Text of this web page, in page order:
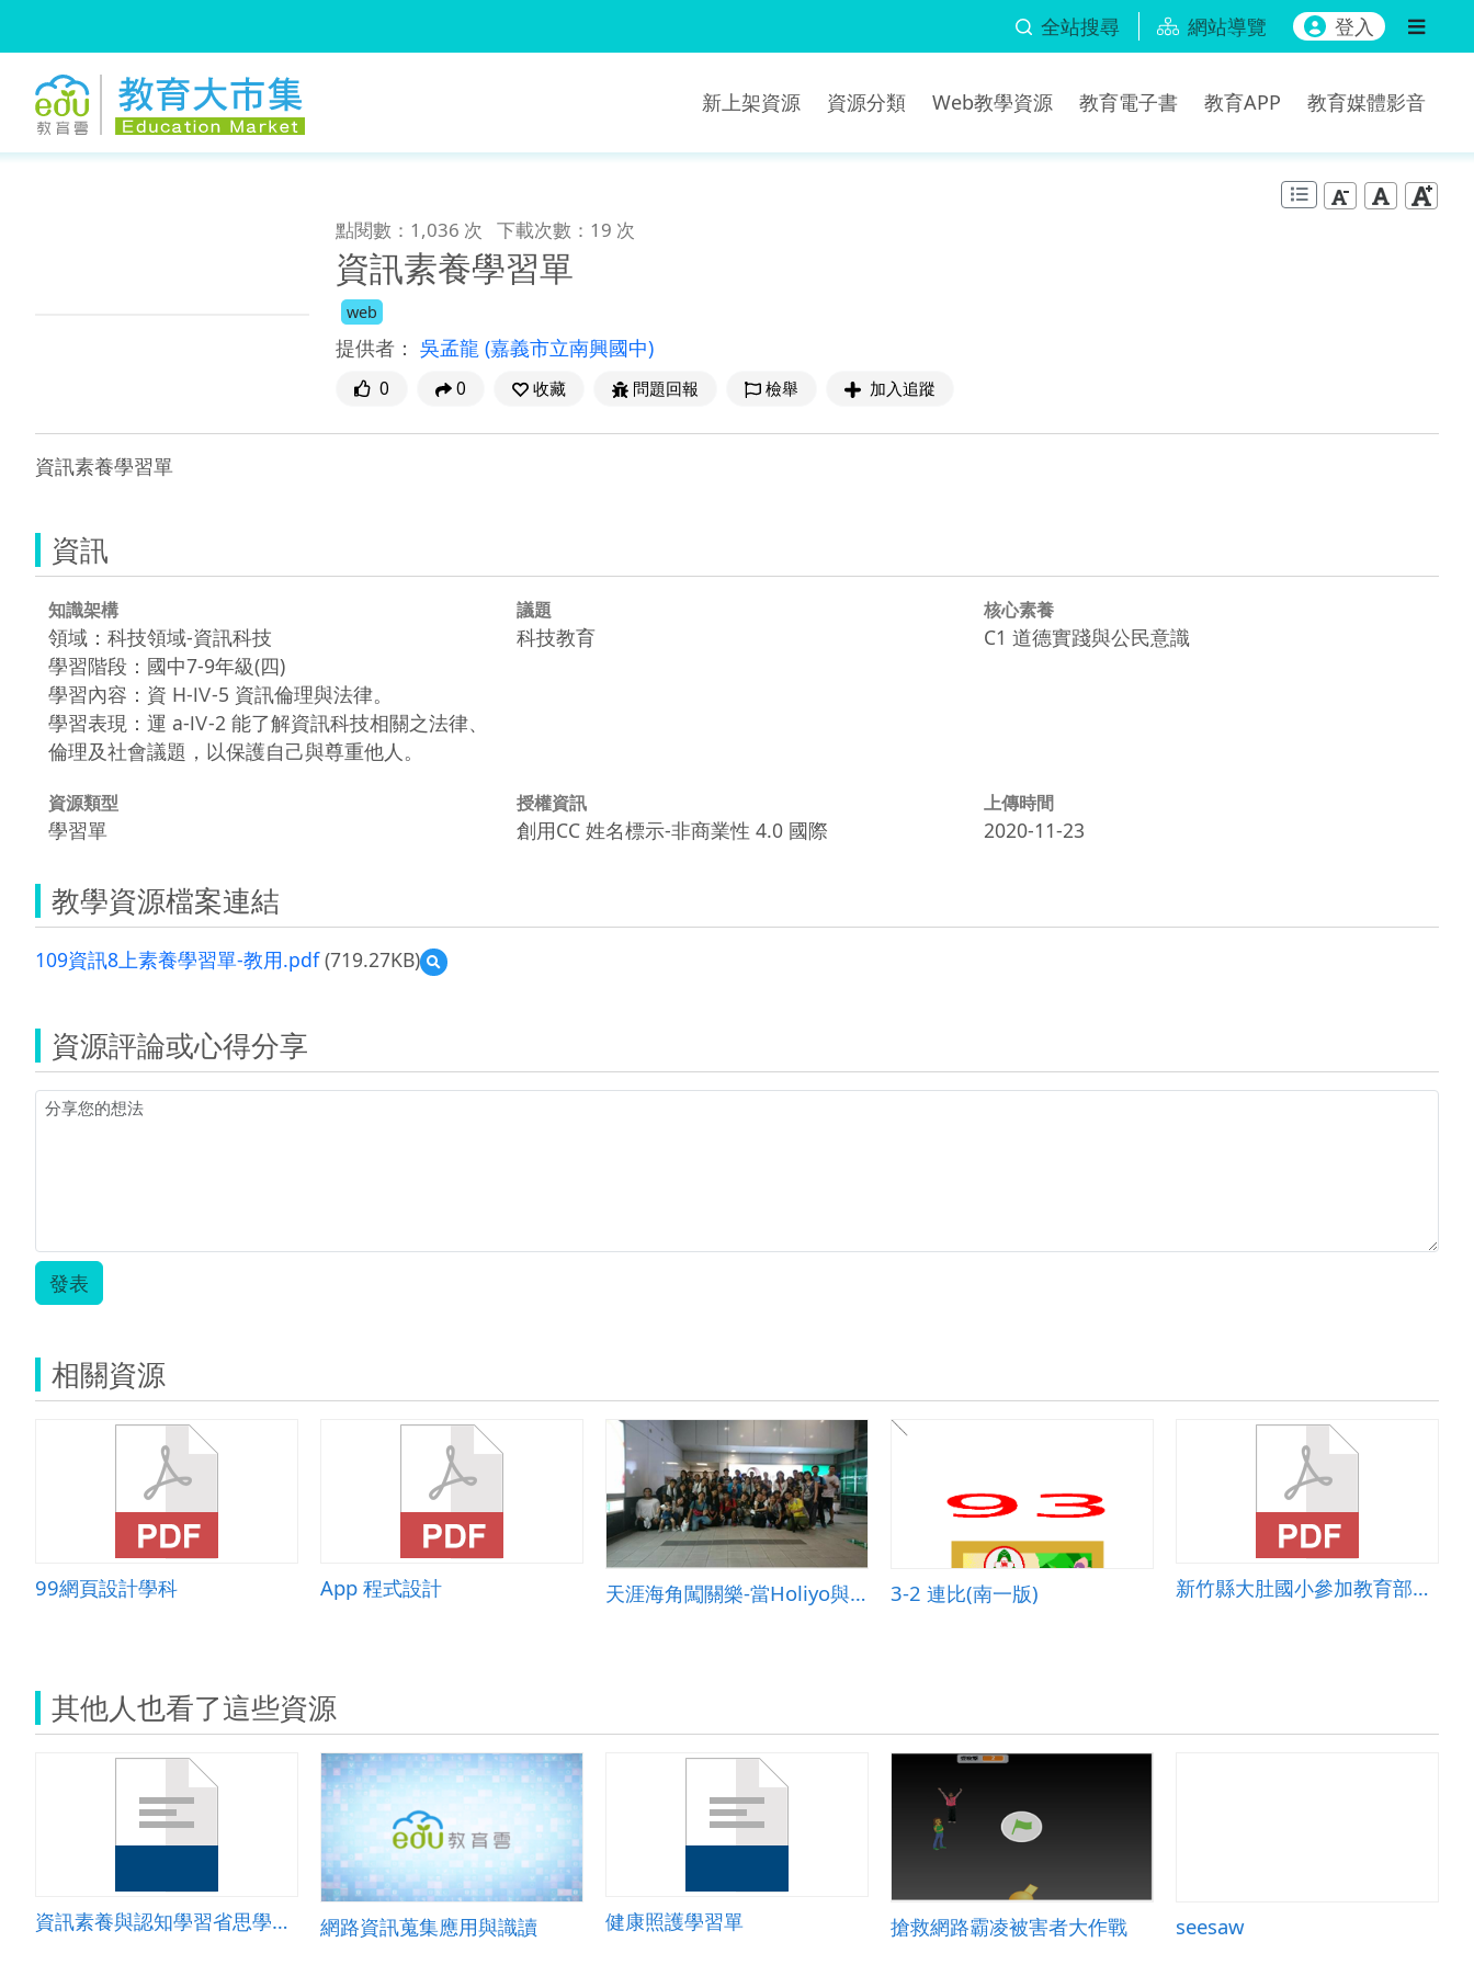
全站搜尋 網站導覽 登入
新上架資源 資源分類 Web教學資源 教育電子書 教育APP 教育媒體影音
點閱數：1,036 次 下載次數：19 次
資訊素養學習單
web
提供者： 吳孟龍 (嘉義市立南興國中)
0 0 收藏 問題回報 檢舉 加入追蹤
資訊素養學習單
資訊
知識架構
領域：科技領域-資訊科技
學習階段：國中7-9年級(四)
學習內容：資 H-Ⅳ-5 資訊倫理與法律。
學習表現：運 a-Ⅳ-2 能了解資訊科技相關之法律、
倫理及社會議題，以保護自己與尊重他人。
議題
科技教育
核心素養
C1 道德實踐與公民意識
資源類型
學習單
授權資訊
創用CC 姓名標示-非商業性 4.0 國際
上傳時間
2020-11-23
教學資源檔案連結
109資訊8上素養學習單-教用.pdf(719.27KB)
預
覽
上
資源評論或心得分享
發表
相關資源
99網頁設計學科 App 程式設計 天涯海角闖關樂-當Holiyo與GPS相遇時 3-2 連比(南一版) 新竹縣大肚國小參加教育部102年資訊科技融入教學創新團隊成果報告書
其他人也看了這些資源
資訊素養與認知學習省思學習單 網路資訊蒐集應用與識讀 健康照護學習單 搶救網路霸凌被害者大作戰 seesaw